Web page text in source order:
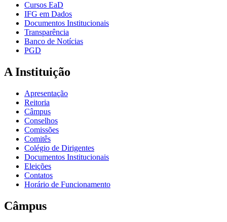
Cursos EaD
IFG em Dados
Documentos Institucionais
Transparência
Banco de Notícias
PGD
A Instituição
Apresentação
Reitoria
Câmpus
Conselhos
Comissões
Comitês
Colégio de Dirigentes
Documentos Institucionais
Eleições
Contatos
Horário de Funcionamento
Câmpus